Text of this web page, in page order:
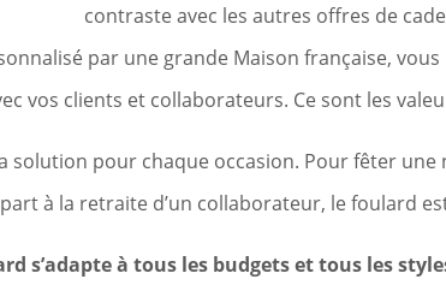
contraste avec les autres offres de
par une grande Maison française,
vos clients et collaborateurs. Ce sont les
solution pour chaque occasion. Pour fêter
à la retraite d’un collaborateur, le foulard
s’adapte à tous les budgets et tous les